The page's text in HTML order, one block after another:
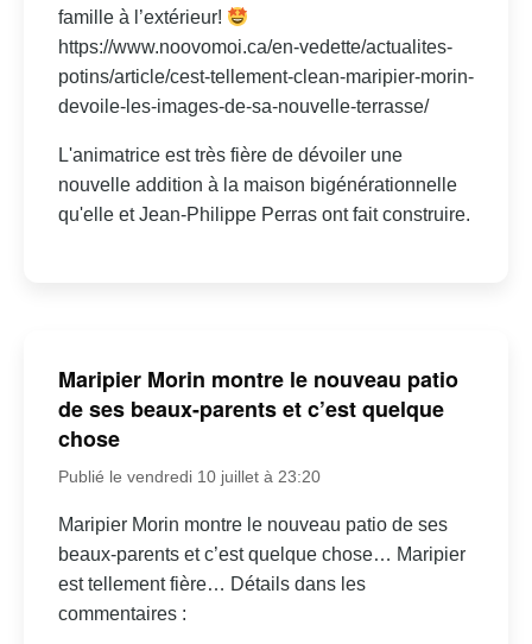
famille à l’extérieur!
https://www.noovomoi.ca/en-vedette/actualites-
potins/article/cest-tellement-clean-maripier-morin-
devoile-les-images-de-sa-nouvelle-terrasse/
L'animatrice est très fière de dévoiler une
nouvelle addition à la maison bigénérationnelle
qu'elle et Jean-Philippe Perras ont fait construire.
Maripier Morin montre le nouveau patio
de ses beaux-parents et c’est quelque
chose
Publié le vendredi 10 juillet à 23:20
Maripier Morin montre le nouveau patio de ses
beaux-parents et c’est quelque chose… Maripier
est tellement fière… Détails dans les
commentaires :